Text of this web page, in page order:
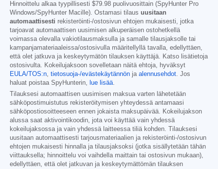
Hinnoittelu alkaa tyypillisesti $79.98 puolivuosittain (SpyHunter Pro
Windows/SpyHunter Macille). Ostamasi tilaus uusitaan
automaattisesti rekisteröinti-/ostosivun ehtojen mukaisesti, jotka
tarjoavat automaattisen uusimisen alkuperäisen ostohetkellä
voimassa olevalla vakiotilausmaksulla ja samalle tilausjaksolle tai
kampanjamateriaaleissa/ostosivulla määritellyllä tavalla, edellyttäen,
että olet jatkuva ja keskeytymätön tilauksen käyttäjä. Katso lisätietoja
ostosivulta. Kokeilujaksoon sovelletaan näitä ehtoja, hyväksyt
EULA/TOS:n, tietosuoja-/evästekäytännön ja alennusehdot. Jos
haluat poistaa SpyHunterin, lue lisää.
Tilauksesi automaattisen uusimisen maksua varten lähetetään
sähköpostimuistutus rekisteröitymisen yhteydessä antamaasi
sähköpostiosoitteeseen ennen jokaista maksupäivää. Kokeilujakson
alussa saat aktivointikoodin, jota voi käyttää vain yhdessä
kokeilujaksossa ja vain yhdessä laitteessa tiliä kohden. Tilauksesi
uusitaan automaattisesti tarjousmateriaalien ja rekisteröinti-/ostosivun
ehtojen mukaisesti hinnalla ja tilausjaksoksi (jotka sisällytetään tähän
viittauksella; hinnoittelu voi vaihdella maittain tai ostosivun mukaan),
edellyttäen, että olet jatkuvan ja keskeytymättömän tilauksen